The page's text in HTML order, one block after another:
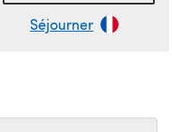
Séjourner